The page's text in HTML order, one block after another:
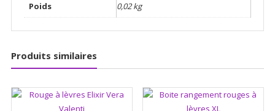
Poids 0,02 kg
Produits similaires